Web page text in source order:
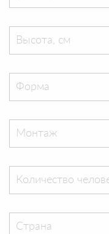
Высота, см
Форма
Монтаж
Количество
Страна